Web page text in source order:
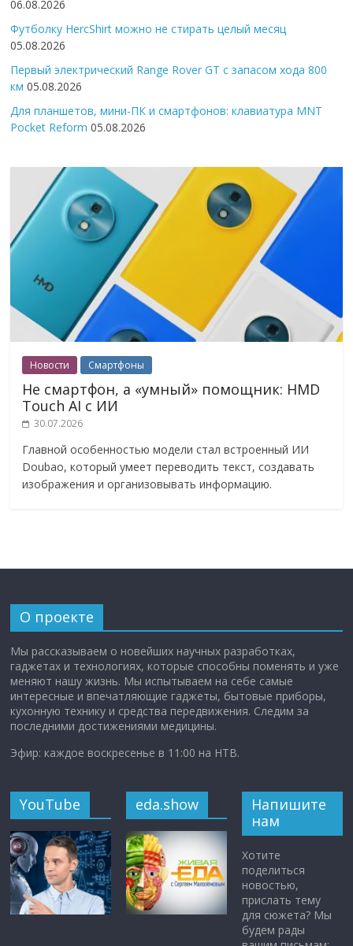
06.08.2026
Футболку HercShirt можно не стирать целый месяц
05.08.2026
Первый электрический Range Rover GT с запасом хода 800
км 05.08.2026
Для планшетов, мини-ПК и смартфонов: клавиатура MNT
Pocket Reform 05.08.2026
Новости Смартфоны
Не смартфон, а «умный» помощник: HMD
Touch AI с ИИ
30.07.2026
Главной особенностью модели стал встроенный ИИ
Doubao, который умеет переводить текст, создавать
изображения и организовывать информацию.
О проекте
Мы рассказываем о новейших научных разработках,
гаджетах и технологиях, которые способны поменять и уже
меняют нашу жизнь. Мы испытываем на себе самые
интересные и впечатляющие гаджеты, бытовые приборы,
кухонную технику и средства передвижения. Следим за
последними достижениями медицины.
Эфир: каждое воскресенье в 11:00 на НТВ.
YouTube eda.show
Напишите
нам
Хотите
поделиться
новостью,
прислать тему
для сюжета? Мы
будем рады